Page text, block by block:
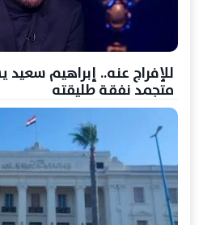
متجمد نفقة طليقته